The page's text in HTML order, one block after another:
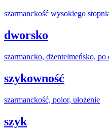
szarmanckość wysokiego
dworsko
szarmancko, dżentelmeńsko, po
szykowność
szarmanckość, polor, ułożenie
szyk